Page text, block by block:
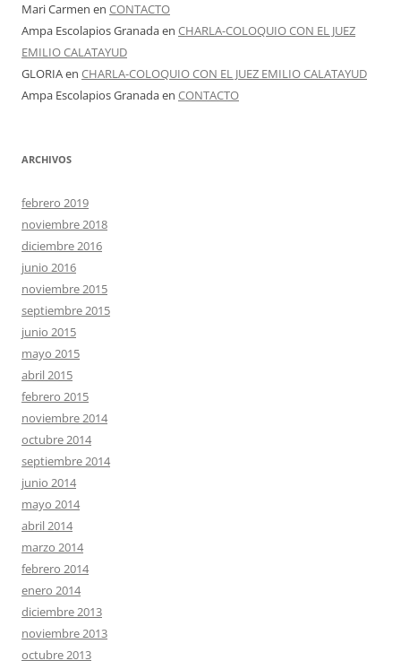
Mari Carmen en CONTACTO
Ampa Escolapios Granadaen CHARLA-COLOQUIO CON EL JUEZ
EMILIO CALATAYUD
GLORIAen CHARLA-COLOQUIO CON EL JUEZ EMILIO CALATAYUD
Ampa Escolapios Granadaen CONTACTO
ARCHIVOS
febrero 2019
noviembre 2018
diciembre 2016
junio 2016
noviembre 2015
septiembre 2015
junio 2015
mayo 2015
abril 2015
febrero 2015
noviembre 2014
octubre 2014
septiembre 2014
junio 2014
mayo 2014
abril 2014
marzo 2014
febrero 2014
enero 2014
diciembre 2013
noviembre 2013
octubre 2013